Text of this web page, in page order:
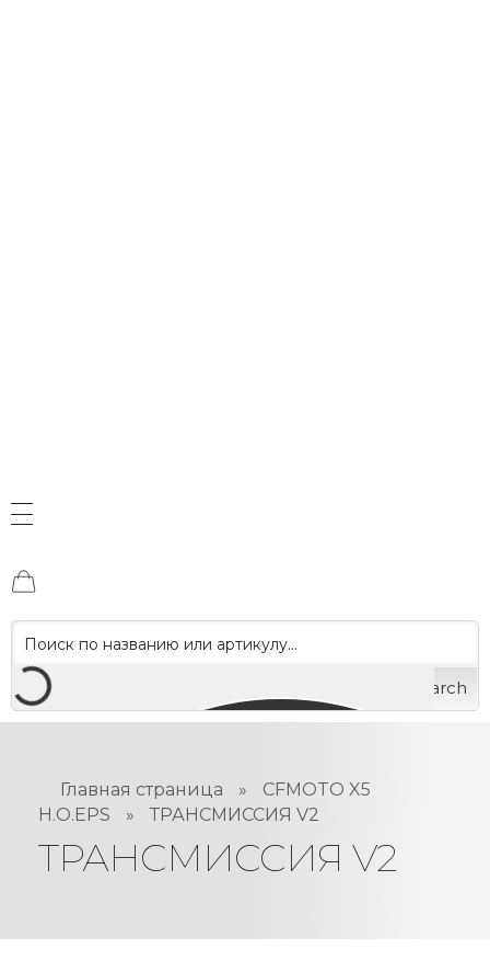
Search
Главная страница »
CFMOTO X5
H.O.EPS
» ТРАНСМИССИЯ V2
ТРАНСМИССИЯ V2